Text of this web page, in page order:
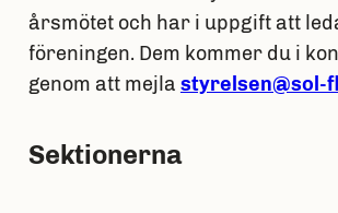
årsmötet och har i uppgift att
föreningen. Dem kommer du i
genom att mejla styrelsen@sol-
Sektionerna